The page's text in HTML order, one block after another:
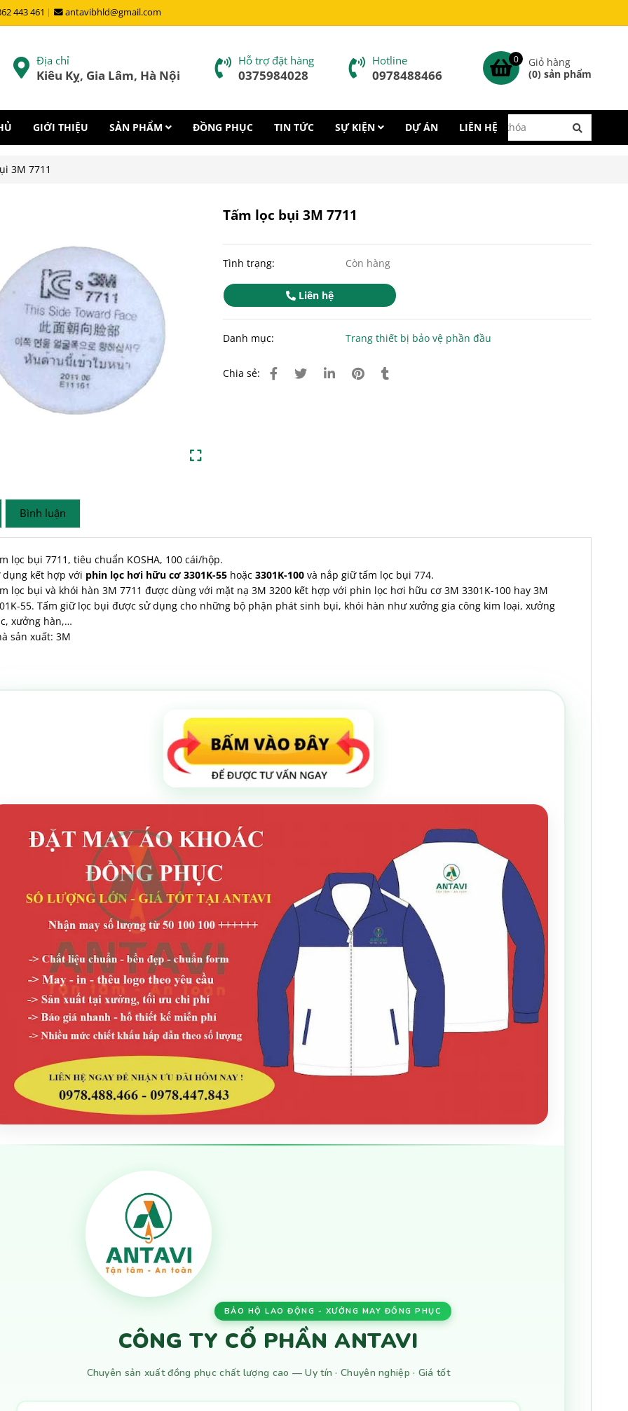
443 461 antavibhld@gmail.com
Địa chỉ
Kiêu Kỵ, Gia Lâm, Hà Nội
Hỗ trợ đặt hàng
0375984028
Hotline
0978488466
0
Giỏ hàng
(0) sản phẩm
GIỚI THIỆU SẢN PHẨM ĐỒNG PHỤC TIN TỨC SỰ KIỆN DỰ ÁN LIÊN HỆ
3M 7711
Tấm lọc bụi 3M 7711
Tình trạng: Còn hàng
Liên hệ
Danh mục: Trang thiết bị bảo vệ phần đầu
Chia sẻ:
Bình luận
lọc bụi 7711, tiêu chuẩn KOSHA, 100 cái/hộp.
dụng kết hợp với phin lọc hơi hữu cơ 3301K-55hoặc 3301K-100và nắp giữ tấm lọc bụi 774.
lọc bụi và khói hàn 3M 7711 được dùng với mặt nạ 3M 3200 kết hợp với phin lọc hơi hữu cơ 3M 3301K-100hay 3M
55. Tấm giữ lọc bụi được sử dụng cho những bộ phận phát sinh bụi, khói hàn như xưởng gia công kim loại, xưởng
xưởng hàn,…
sản xuất: 3M
BẢO HỘ LAO ĐỘNG - XƯỞNG MAY ĐỒNG PHỤC
CÔNG TY CỔ PHẦN ANTAVI
Chuyên sản xuất đồng phục chất lượng cao — Uy tín · Chuyên nghiệp · Giá tốt